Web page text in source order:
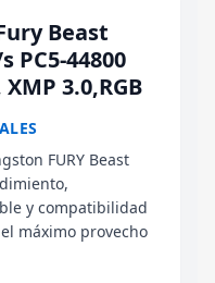
Beast
PC5-44800
3.0,RGB
FURY Beast
y compatibilidad
máximo provecho